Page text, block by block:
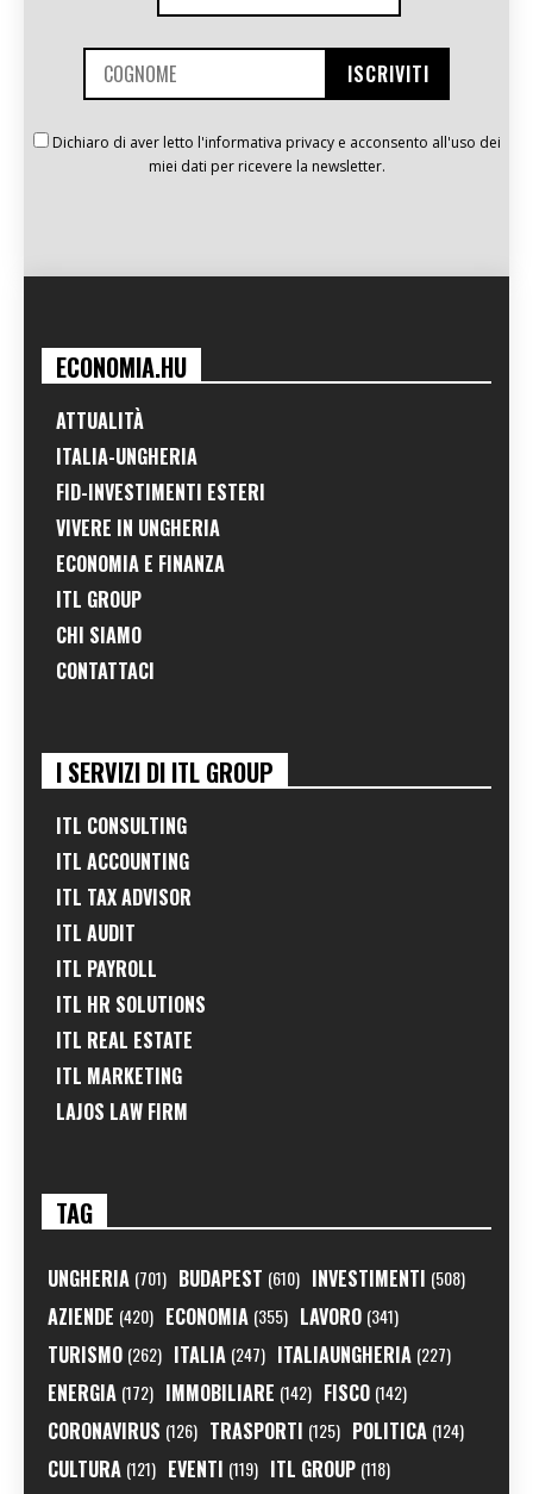
Dichiaro di aver letto l'informativa privacy e acconsento all'uso dei
miei dati per ricevere la newsletter.
ECONOMIA.HU
ATTUALITÀ
ITALIA-UNGHERIA
FID-INVESTIMENTI ESTERI
VIVERE IN UNGHERIA
ECONOMIA E FINANZA
ITL GROUP
CHI SIAMO
CONTATTACI
I SERVIZI DI ITL GROUP
ITL CONSULTING
ITL ACCOUNTING
ITL TAX ADVISOR
ITL AUDIT
ITL PAYROLL
ITL HR SOLUTIONS
ITL REAL ESTATE
ITL MARKETING
LAJOS LAW FIRM
TAG
UNGHERIA (701) BUDAPEST (610) INVESTIMENTI (508)
AZIENDE (420) ECONOMIA (355) LAVORO (341)
TURISMO (262) ITALIA (247) ITALIAUNGHERIA (227)
ENERGIA (172) IMMOBILIARE (142) FISCO (142)
CORONAVIRUS (126) TRASPORTI (125) POLITICA (124)
CULTURA (121) EVENTI (119) ITL GROUP (118)